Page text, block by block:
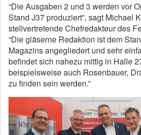
“Die Ausgaben 2 und 3 werden vor
Stand J37 produziert”, sagt Michael
stellvertretende Chefredakteur des
“Die gläserne Redaktion ist dem
Magazins angegliedert und sehr
befindet sich nahezu mittig in Halle
beispielsweise auch Rosenbauer,
zu finden sein werden.”